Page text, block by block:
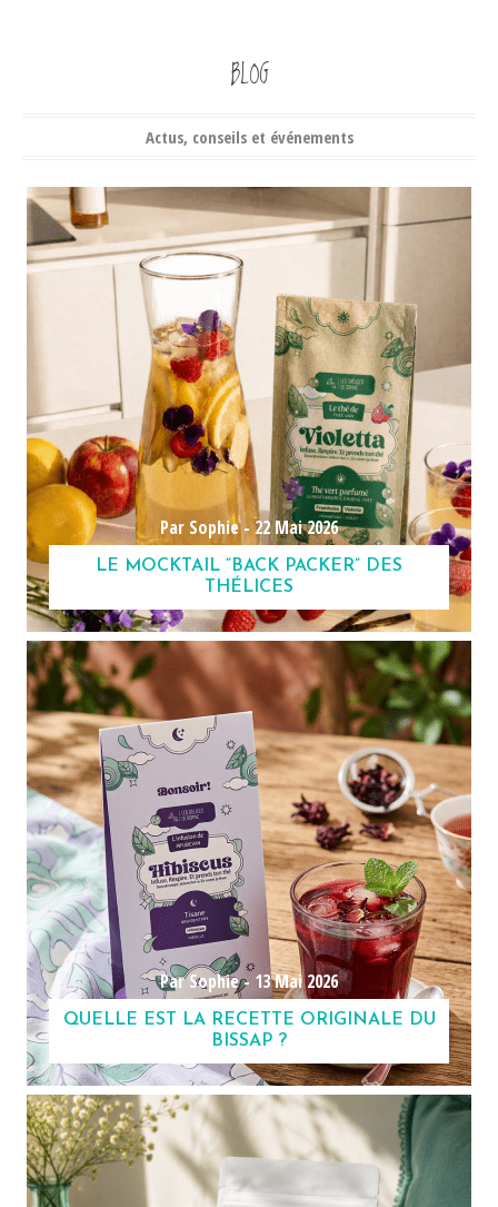
BLOG
Actus, conseils et événements
Par Sophie -22 Mai 2026
LE MOCKTAIL “BACK PACKER” DES
THÉLICES
Par Sophie -13 Mai 2026
QUELLE EST LA RECETTE ORIGINALE DU
BISSAP ?